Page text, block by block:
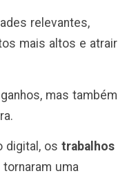
relevantes,
mais altos e atrair
mas também
digital, os trabalhos
tornaram uma